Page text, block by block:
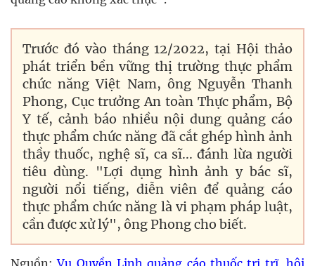
Trước đó vào tháng 12/2022, tại Hội thảo
phát triển bền vững thị trường thực phẩm
chức năng Việt Nam, ông Nguyễn Thanh
Phong, Cục trưởng An toàn Thực phẩm, Bộ
Y tế, cảnh báo nhiều nội dung quảng cáo
thực phẩm chức năng đã cắt ghép hình ảnh
thầy thuốc, nghệ sĩ, ca sĩ... đánh lừa người
tiêu dùng. "Lợi dụng hình ảnh y bác sĩ,
người nổi tiếng, diễn viên để quảng cáo
thực phẩm chức năng là vi phạm pháp luật,
cần được xử lý", ông Phong cho biết.
Nguồn: Vụ Quyền Linh quảng cáo thuốc trị trĩ, hôi